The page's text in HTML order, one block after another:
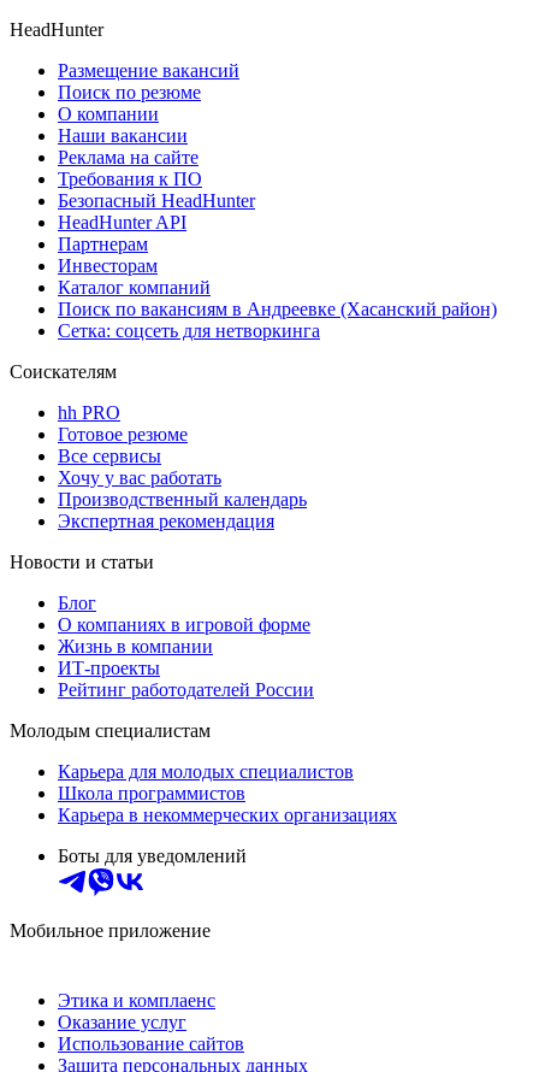
HeadHunter
Размещение вакансий
Поиск по резюме
О компании
Наши вакансии
Реклама на сайте
Требования к ПО
Безопасный HeadHunter
HeadHunter API
Партнерам
Инвесторам
Каталог компаний
Поиск по вакансиям в Андреевке (Хасанский район)
Сетка: соцсеть для нетворкинга
Соискателям
hh PRO
Готовое резюме
Все сервисы
Хочу у вас работать
Производственный календарь
Экспертная рекомендация
Новости и статьи
Блог
О компаниях в игровой форме
Жизнь в компании
ИТ-проекты
Рейтинг работодателей России
Молодым специалистам
Карьера для молодых специалистов
Школа программистов
Карьера в некоммерческих организациях
Боты для уведомлений
Мобильное приложение
Этика и комплаенс
Оказание услуг
Использование сайтов
Защита персональных данных